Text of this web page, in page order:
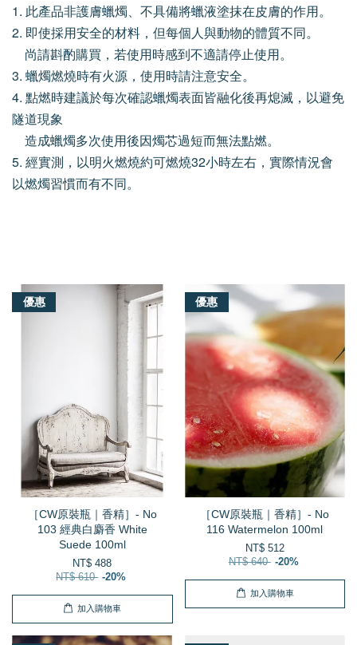
1. 此產品非護膚蠟燭、不具備將蠟液塗抹在皮膚的作用。
2. 即使採用安全的材料，但每個人與動物的體質不同。
尚請斟酌購買，若使用時感到不適請停止使用。
3. 蠟燭燃燒時有火源，使用時請注意安全。
4. 點燃時建議於每次確認蠟燭表面皆融化後再熄滅，以避免
隧道現象
造成蠟燭多次使用後因燭芯過短而無法點燃。
5. 經實測，以明火燃燒約可燃燒32小時左右，實際情況會
以燃燭習慣而有不同。
優惠
［CW原裝瓶｜香精］- No
103 經典白麝香 White
Suede 100ml
NT$ 488
NT$ 610 -20%
加入購物車
優惠
［CW原裝瓶｜香精］- No
116 Watermelon 100ml
NT$ 512
NT$ 640 -20%
加入購物車